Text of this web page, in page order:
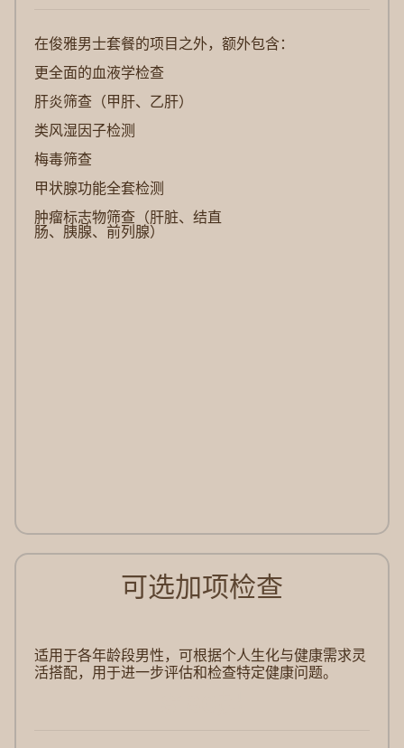
在俊雅男士套餐的项目之外，额外包含：
更全面的血液学检查
肝炎筛查（甲肝、乙肝）
类风湿因子检测
梅毒筛查
甲状腺功能全套检测
肿瘤标志物筛查（肝脏、结直
肠、胰腺、前列腺）
可选加项检查
适用于各年龄段男性，可根据个人生化与健康需求灵
活搭配，用于进一步评估和检查特定健康问题。